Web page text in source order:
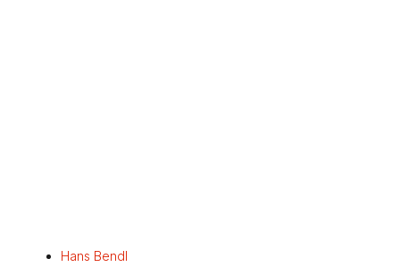
Hans Bendl